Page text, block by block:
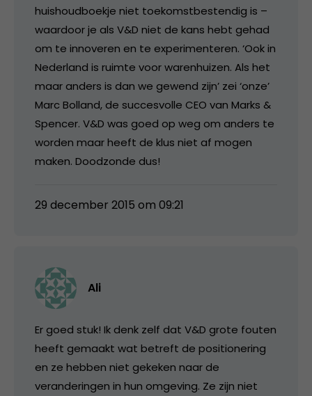
huishoudboekje niet toekomstbestendig is –
waardoor je als V&D niet de kans hebt gehad
om te innoveren en te experimenteren. ‘Ook in
Nederland is ruimte voor warenhuizen. Als het
maar anders is dan we gewend zijn’ zei ‘onze’
Marc Bolland, de succesvolle CEO van Marks &
Spencer. V&D was goed op weg om anders te
worden maar heeft de klus niet af mogen
maken. Doodzonde dus!
29 december 2015 om 09:21
Ali
Er goed stuk! Ik denk zelf dat V&D grote fouten
heeft gemaakt wat betreft de positionering
en ze hebben niet gekeken naar de
veranderingen in hun omgeving. Ze zijn niet